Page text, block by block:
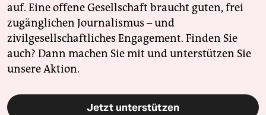
auf. Eine offene Gesellschaft braucht guten, frei
zugänglichen Journalismus – und
zivilgesellschaftliches Engagement. Finden Sie
auch? Dann machen Sie mit und unterstützen Sie
unsere Aktion.
Jetzt unterstützen